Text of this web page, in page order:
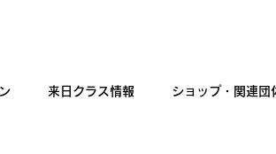
来日クラス情報 ショップ・関連団